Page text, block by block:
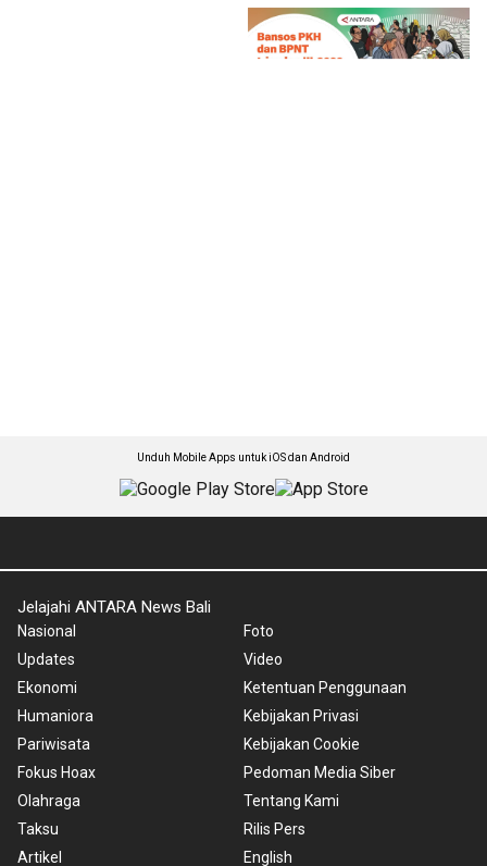
Unduh Mobile Apps untuk iOS dan Android
Jelajahi ANTARA News Bali
Nasional
Updates
Ekonomi
Humaniora
Pariwisata
Fokus Hoax
Olahraga
Taksu
Artikel
Foto
Video
Ketentuan Penggunaan
Kebijakan Privasi
Kebijakan Cookie
Pedoman Media Siber
Tentang Kami
Rilis Pers
English